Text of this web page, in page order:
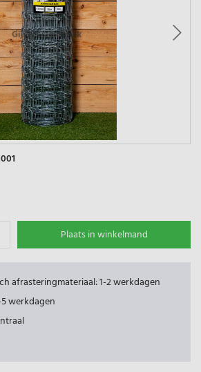
Plaats in winkelmand
afrasteringmateriaal: 1-2 werkdagen
werkdagen